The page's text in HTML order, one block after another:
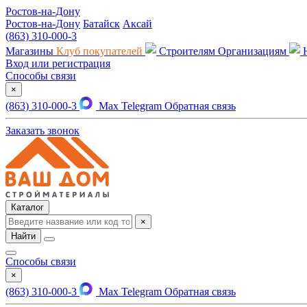
Ростов-на-Дону
Ростов-на-Дону Батайск Аксай
(863) 310-000-3
Магазины Клуб покупателей Строителям Организациям
Вход или регистрация
Способы связи
×
(863) 310-000-3 Max Telegram Обратная связь
Заказать звонок
Каталог
×
Найти
Способы связи
×
(863) 310-000-3 Max Telegram Обратная связь